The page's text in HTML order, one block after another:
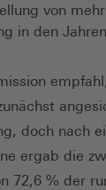
von
in den
doch nach
ergab die
72,6 % der